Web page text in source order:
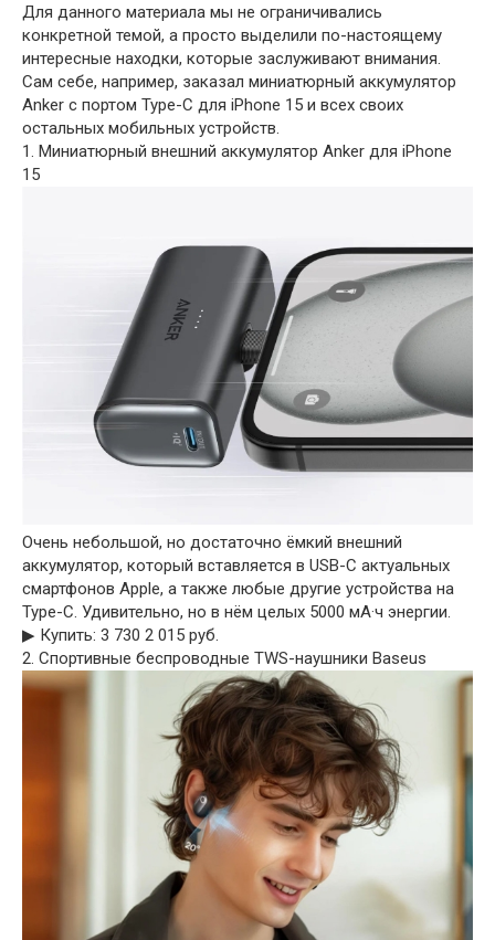
Для данного материала мы не ограничивались
конкретной темой, а просто выделили по-настоящему
интересные находки, которые заслуживают внимания.
Сам себе, например, заказал миниатюрный аккумулятор
Anker с портом Type-C для iPhone 15 и всех своих
остальных мобильных устройств.
1. Миниатюрный внешний аккумулятор Anker для iPhone
15
Очень небольшой, но достаточно ёмкий внешний
аккумулятор, который вставляется в USB-C актуальных
смартфонов Apple, а также любые другие устройства на
Type-C. Удивительно, но в нём целых 5000 мА·ч энергии.
▶︎ Купить: 3 730 2 015 руб.
2. Спортивные беспроводные TWS-наушники Baseus